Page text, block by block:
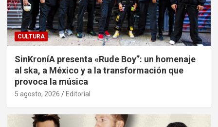
CULTURA
SinKroníA presenta «Rude Boy”: un homenaje
al ska, a México y a la transformación que
provoca la música
5 agosto, 2026 Editorial